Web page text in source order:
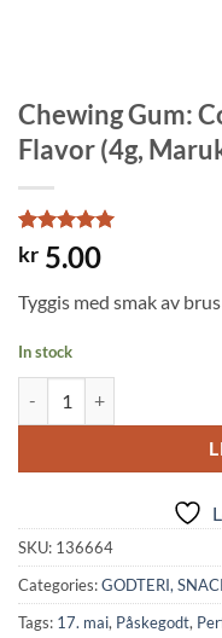
Chewing Gum:
Flavor (4g,
Rated5
out of 5
1
customer
kr 5.00
Tyggis med smak av
In stock
SKU: 136664
Categories:GODTERI,
Tags: 17. mai, Påskegodt,